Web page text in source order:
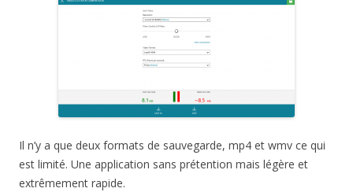
Il n’y a que deux formats de sauvegarde, mp4 et wmv ce qui
est limité. Une application sans prétention mais légère et
extrêmement rapide.